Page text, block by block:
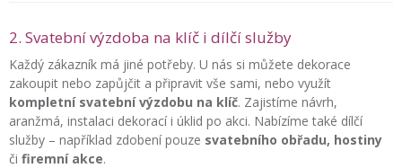
2. Svatební výzdoba na klíč i dílčí služby
Každý zákazník má jiné potřeby. U nás si můžete dekorace
zakoupit nebo zapůjčit a připravit vše sami, nebo využít
kompletní svatební výzdobu na klíč. Zajistíme návrh,
aranžmá, instalaci dekorací i úklid po akci. Nabízíme také dílčí
služby – například zdobení pouze svatebního obřadu, hostiny
či firemní akce.